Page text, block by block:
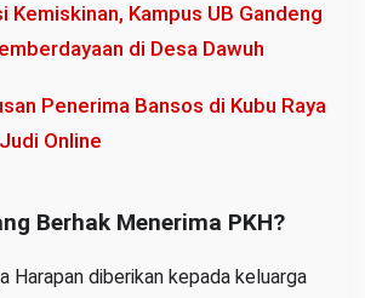
Kemiskinan, Kampus UB Gandeng
di Desa Dawuh
Penerima Bansos di Kubu Raya
Online
Berhak Menerima PKH?
Harapan diberikan kepada keluarga